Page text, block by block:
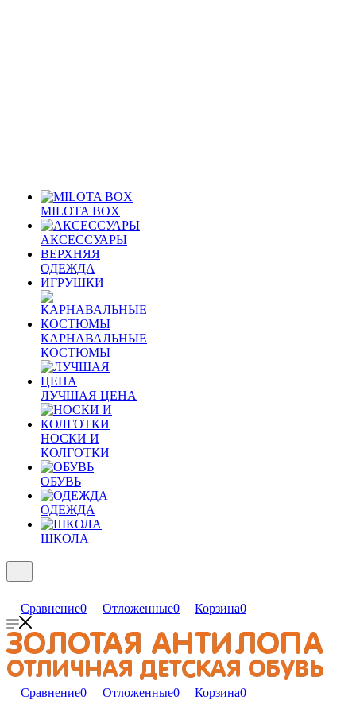
MILOTA BOX
АКСЕССУАРЫ
ВЕРХНЯЯ
ОДЕЖДА
ИГРУШКИ
КАРНАВАЛЬНЫЕ
КОСТЮМЫ
ЛУЧШАЯ ЦЕНА
НОСКИ И
КОЛГОТКИ
ОБУВЬ
ОДЕЖДА
ШКОЛА
Сравнение0 Отложенные0 Корзина0
Сравнение0 Отложенные0 Корзина0